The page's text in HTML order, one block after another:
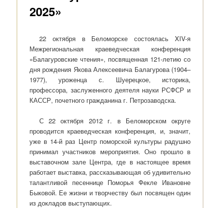
2025»
22 октября в Беломорске состоялась XIV-я
Межрегиональная краеведческая конференция
«Балагуровские чтения», посвященная 121-летию со
дня рождения Якова Алексеевича Балагурова (1904–
1977), уроженца с. Шуерецкое, историка,
профессора, заслуженного деятеля науки РСФСР и
КАССР, почетного гражданина г. Петрозаводска.
С 22 октября 2012 г. в Беломорском округе
проводится краеведческая конференция, и, значит,
уже в 14-й раз Центр поморской культуры радушно
принимал участников мероприятия. Оно прошло в
выставочном зале Центра, где в настоящее время
работает выставка, рассказывающая об удивительно
талантливой песеннице Поморья Фекле Ивановне
Быковой. Ее жизни и творчеству был посвящен один
из докладов выступающих.